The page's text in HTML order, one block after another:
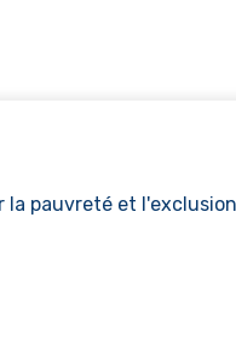
la pauvreté et l'exclusion